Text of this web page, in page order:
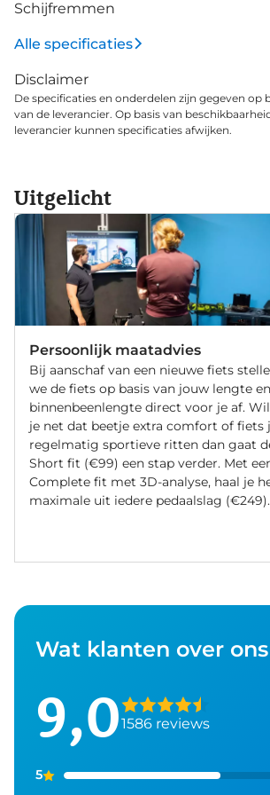
Schijfremmen
Alle specificaties
Disclaimer
De specificaties en onderdelen zijn gegeven op
van de leverancier. Op basis van
leverancier kunnen specificaties afwijken.
Uitgelicht
Persoonlijk maatadvies
Bij aanschaf van een nieuwe fiets
we de fiets op basis van jouw lengte en
binnenbeenlengte direct voor je af. Wil
je net dat beetje extra comfort of fiets
regelmatig sportieve ritten dan gaat
Short fit (€99) een stap verder. Met
Complete fit met 3D-analyse, haal je
maximale uit iedere pedaalslag (€249).
Wat klanten over
9,01586 reviews
5